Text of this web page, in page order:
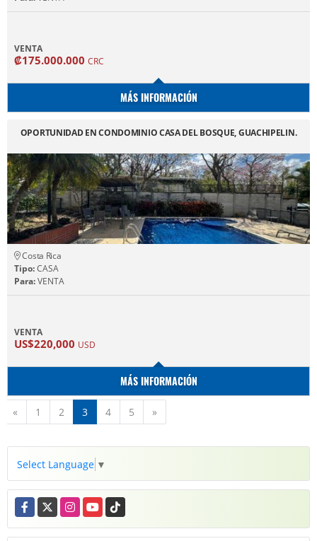
VENTA
₡175.000.000 CRC
MÁS INFORMACIÓN
OPORTUNIDAD EN CONDOMINIO CASA DEL BOSQUE, GUACHIPELIN.
Costa Rica
Tipo:CASA
Para:VENTA
VENTA
US$220,000 USD
MÁS INFORMACIÓN
« Anterior
1 2 3 4 5 »
Select Language ▼
Facebook
X InstagramYouTubeTikTok